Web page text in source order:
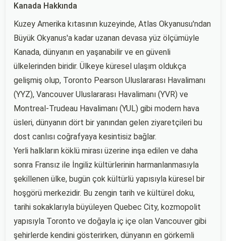
Kanada Hakkında
Kuzey Amerika kıtasının kuzeyinde, Atlas Okyanusu'ndan
Büyük Okyanus'a kadar uzanan devasa yüz ölçümüyle
Kanada, dünyanın en yaşanabilir ve en güvenli
ülkelerinden biridir. Ülkeye küresel ulaşım oldukça
gelişmiş olup, Toronto Pearson Uluslararası Havalimanı
(YYZ), Vancouver Uluslararası Havalimanı (YVR) ve
Montreal-Trudeau Havalimanı (YUL) gibi modern hava
üsleri, dünyanın dört bir yanından gelen ziyaretçileri bu
dost canlısı coğrafyaya kesintisiz bağlar.
Yerli halkların köklü mirası üzerine inşa edilen ve daha
sonra Fransız ile İngiliz kültürlerinin harmanlanmasıyla
şekillenen ülke, bugün çok kültürlü yapısıyla küresel bir
hoşgörü merkezidir. Bu zengin tarih ve kültürel doku,
tarihi sokaklarıyla büyüleyen Quebec City, kozmopolit
yapısıyla Toronto ve doğayla iç içe olan Vancouver gibi
şehirlerde kendini gösterirken, dünyanın en görkemli